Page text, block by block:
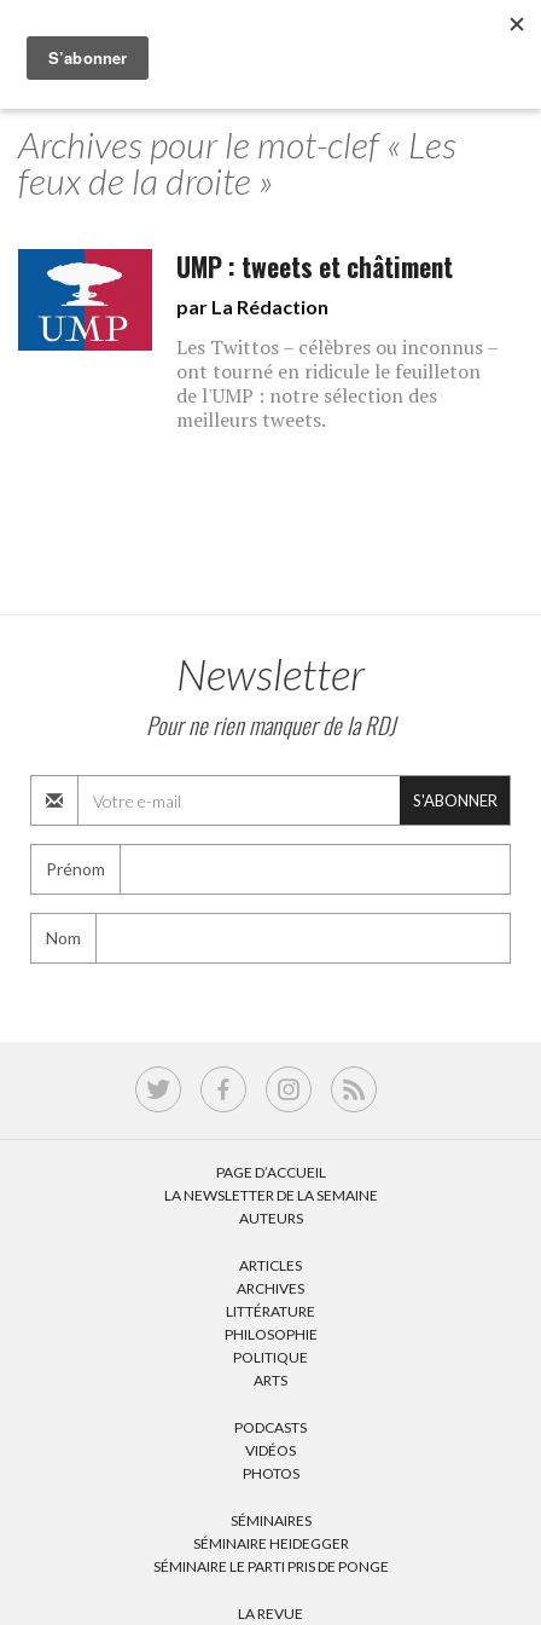
Archives pour le mot-clef « Les
feux de la droite »
UMP : tweets et châtiment
par La Rédaction
Les Twittos – célèbres ou inconnus –
ont tourné en ridicule le feuilleton
de l'UMP : notre sélection des
meilleurs tweets.
Newsletter
Pour ne rien manquer de la RDJ
S'ABONNER
Prénom
Nom
PAGE D’ACCUEIL
LA NEWSLETTER DE LA SEMAINE
AUTEURS
ARTICLES
ARCHIVES
LITTÉRATURE
PHILOSOPHIE
POLITIQUE
ARTS
PODCASTS
VIDÉOS
PHOTOS
SÉMINAIRES
SÉMINAIRE HEIDEGGER
SÉMINAIRE LE PARTI PRIS DE PONGE
LA REVUE